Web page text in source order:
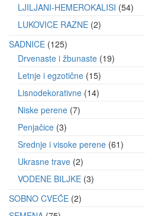
LJILJANI-HEMEROKALISI 54
LUKOVICE RAZNE 2
SADNICE 125
Drvenaste i žbunaste 19
Letnje i egzotične 15
Lisnodekorativne 14
Niske perene 7
Penjačice 3
Srednje i visoke perene 61
Ukrasne trave 2
VODENE BILJKE 3
SOBNO CVEĆE 2